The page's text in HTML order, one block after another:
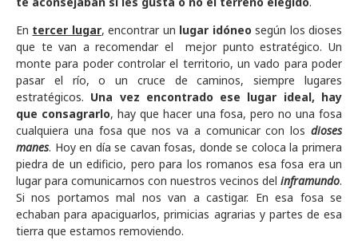
En tercer lugar, encontrar un lugar idóneo según los dioses
que te van a recomendar el mejor punto estratégico. Un
monte para poder controlar el territorio, un vado para poder
pasar el río, o un cruce de caminos, siempre lugares
estratégicos. Una vez encontrado ese lugar ideal, hay
que consagrarlo, hay que hacer una fosa, pero no una fosa
cualquiera una fosa que nos va a comunicar con los dioses
manes. Hoy en día se cavan fosas, donde se coloca la primera
piedra de un edificio, pero para los romanos esa fosa era un
lugar para comunicarnos con nuestros vecinos del inframundo.
Si nos portamos mal nos van a castigar. En esa fosa se
echaban para apaciguarlos, primicias agrarias y partes de esa
tierra que estamos removiendo.